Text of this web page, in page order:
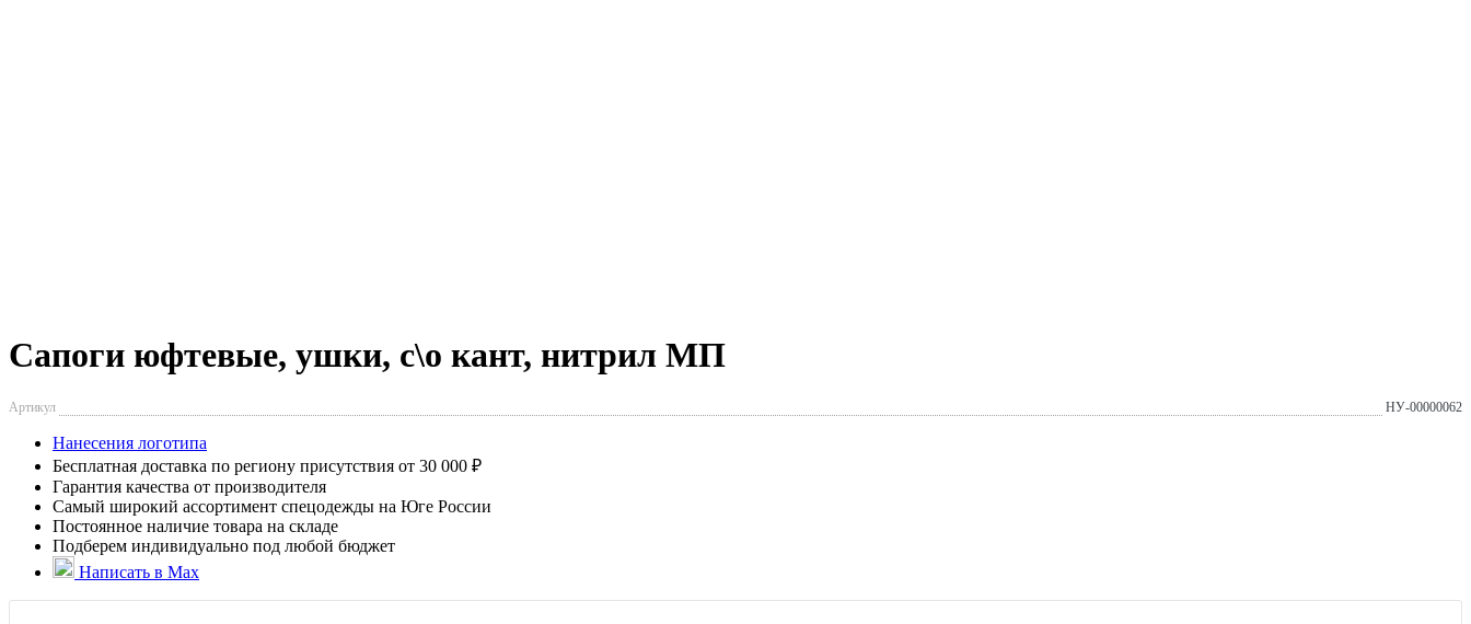
Сапоги юфтевые, ушки, с\о кант, нитрил МП
Артикул НУ-00000062
Нанесения логотипа
Бесплатная доставка по региону присутствия от 30 000 ₽
Гарантия качества от производителя
Самый широкий ассортимент спецодежды на Юге России
Постоянное наличие товара на складе
Подберем индивидуально под любой бюджет
Написать в Max